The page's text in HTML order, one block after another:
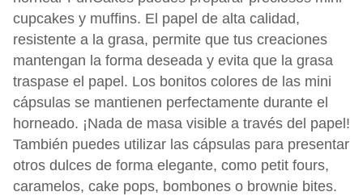
cupcakes y muffins. El papel de alta calidad,
resistente a la grasa, permite que tus creaciones
mantengan la forma deseada y evita que la grasa
traspase el papel. Los bonitos colores de las mini
cápsulas se mantienen perfectamente durante el
horneado. ¡Nada de masa visible a través del papel!
También puedes utilizar las cápsulas para presentar
otros dulces de forma elegante, como petit fours,
caramelos, cake pops, bombones o brownie bites.